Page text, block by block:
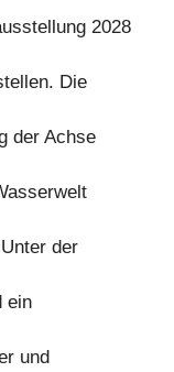
2028
Die
der Achse
der
ein
und